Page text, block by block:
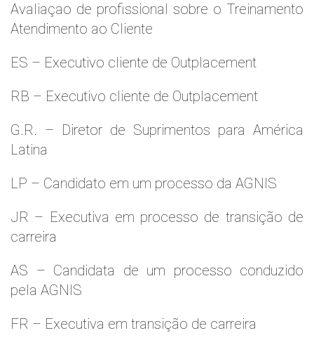
Avaliaçao de profissional sobre o Treinamento
Atendimento ao Cliente
ES – Executivo cliente de Outplacement
RB – Executivo cliente de Outplacement
G.R. – Diretor de Suprimentos para América
Latina
LP – Candidato em um processo da AGNIS
JR – Executiva em processo de transição de
carreira
AS – Candidata de um processo conduzido
pela AGNIS
FR – Executiva em transição de carreira